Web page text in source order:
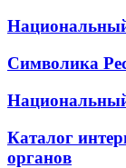
Символика
Каталог
органов